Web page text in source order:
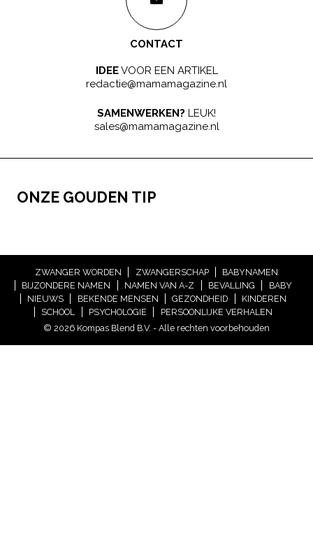
CONTACT
IDEEVOOR EEN ARTIKEL
redactie@mamamagazine.nl
SAMENWERKEN? LEUK!
sales@mamamagazine.nl
ONZE GOUDEN TIP
ZWANGER WORDEN ZWANGERSCHAP
BABYNAMEN
BIJZONDERE NAMEN
NAMEN VAN A-Z BEVALLING
BABY
NIEUWS
BEKENDE MENSEN GEZONDHEID
KINDEREN
SCHOOL
PSYCHOLOGIE
PERSOONLIJKE VERHALEN
© 2026 Kompas Blend B.V. - Alle rechten voorbehouden